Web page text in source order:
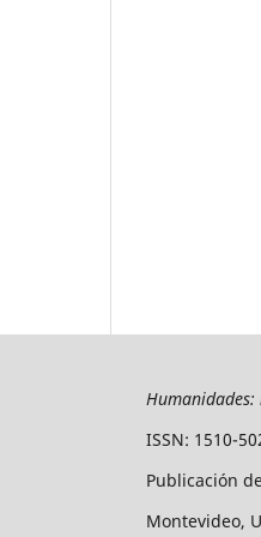
ISSN: 1510-
Publicación
Montevideo,